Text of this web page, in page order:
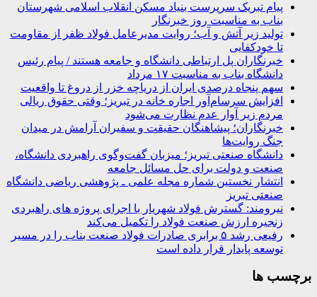
پیام تبریک سرپرست بنیاد مسکن انقلاب اسلامی شهرستان
بناب به مناسبت روز خبرنگار
تولید زیر آتش و آب؛ روایت مدیرعامل فولاد ظفر از مقاومت
تا خودکفایی
خبرنگاران پل ارتباطی دانشگاه و جامعه هستند / پیام رئیس
دانشگاه بناب به مناسبت ۱۷ مرداد
سهم پنجاه درصدی ایران از دریاچه خزر از دروغ تا واقعیت
افزایش سرسام‌آور اجاره خانه در تبریز؛ وقتی حقوق ریالی
مردم زیر آوار عدم نظارت می‌شود
خبرنگاران؛ پیشاهنگان حقیقت و سفیران آرامش در میدان
جنگ روایت‌ها
دانشگاه صنعتی تبریز؛ میزبان گفت‌وگوی راهبردی دانشگاه،
صنعت و دولت برای حل مسائل جامعه
انتشار نخستین شماره مجله علمی ـ پژوهشی ریاضی دانشگاه
صنعتی تبریز
نیرومند: گسترش فولاد شهریار با اجرای پروژه های راهبردی
زنجیره ارزش صنعت فولاد را تکمیل می‌کند
رفیعی رشد ۵ برابری صادرات فولاد صنعت بناب را در مسیر
توسعه پایدار قرار داده است
برچسب ها